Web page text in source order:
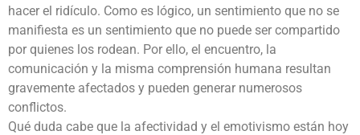
hacer el ridículo. Como es lógico, un sentimiento que no se
manifiesta es un sentimiento que no puede ser compartido
por quienes los rodean. Por ello, el encuentro, la
comunicación y la misma comprensión humana resultan
gravemente afectados y pueden generar numerosos
conflictos.
Qué duda cabe que la afectividad y el emotivismo están hoy